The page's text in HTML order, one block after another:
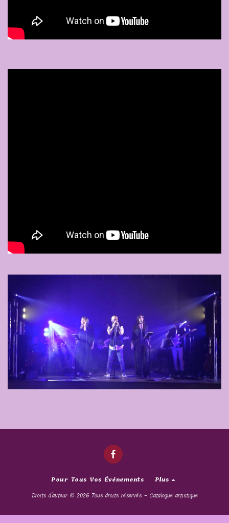
Pour Tous Vos Événements
Plus
Droits d'auteur © 2026 Tous droits réservés - Catalogue artistique